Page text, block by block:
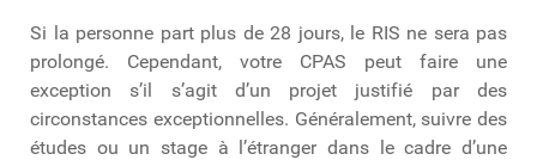
Si la personne part plus de 28 jours, le RIS ne sera pas
prolongé. Cependant, votre CPAS peut faire une
exception s’il s’agit d’un projet justifié par des
circonstances exceptionnelles. Généralement, suivre des
études ou un stage à l’étranger dans le cadre d’une